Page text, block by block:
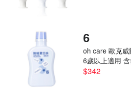
6
oh care 歐克
6歲以上適用
$342